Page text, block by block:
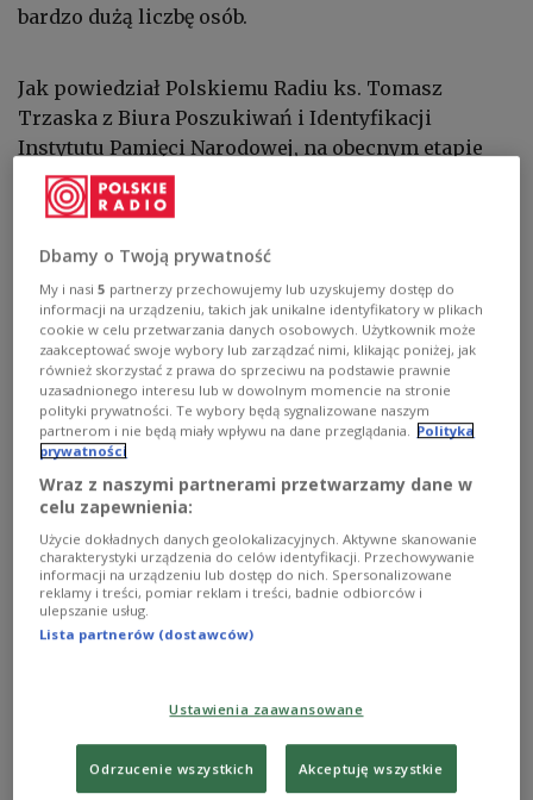
bardzo dużą liczbę osób.
Jak powiedział Polskiemu Radiu ks. Tomasz
Trzaska z Biura Poszukiwań i Identyfikacji
Instytutu Pamięci Narodowej, na obecnym etapie
nie można jeszcze dokładnie określić liczby ofiar.
Jeżeli jednak szczątki znajdują się na całej
dziesiątki, a nawet setki zamordowanych.
00:50
Jak się dowiedziało Polskie
Radio, w odsłanianej przez
badaczy zbiorowej mogile w
Hucie Pieniackiej mogą
znajdować się szczątki od
kilkuset ofiar. Informacyjna
Agencja Radiowa (IAR)/Paweł
Układ odnalezionych szczątków wskazuje, że ciała
ofiar wrzucano do grobu i układano jedno na
drugim. Na części kości widoczne są ślady
spalenia potwierdzają związek znaleziska ze
zbrodnią dokonaną w Hucie Pieniackiej w lutym
1944 roku.
Dbamy o Twoją prywatność
My i nasi5 partnerzy przechowujemy lub uzyskujemy dostęp do
informacji na urządzeniu, takich jak unikalne identyfikatory w plikach
cookie w celu przetwarzania danych osobowych. Użytkownik może
zaakceptować swoje wybory lub zarządzać nimi, klikając poniżej, jak
również skorzystać z prawa do sprzeciwu na podstawie prawnie
uzasadnionego interesu lub w dowolnym momencie na stronie
polityki prywatności. Te wybory będą sygnalizowane naszym
partnerom i nie będą miały wpływu na dane przeglądania. Polityka
prywatności
Wraz z naszymi partnerami przetwarzamy dane w
celu zapewnienia:
Użycie dokładnych danych geolokalizacyjnych. Aktywne skanowanie
charakterystyki urządzenia do celów identyfikacji. Przechowywanie
informacji na urządzeniu lub dostęp do nich. Spersonalizowane
reklamy i treści, pomiar reklam i treści, badnie odbiorców i
ulepszanie usług.
Lista partnerów (dostawców)
Ustawienia zaawansowane
Odrzucenie wszystkich Akceptuję wszystkie